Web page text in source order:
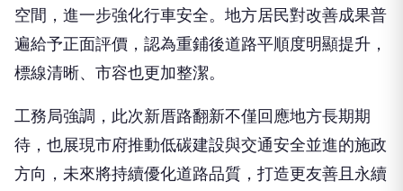
空間，進一步強化行車安全。地方居民對改善成果普
遍給予正面評價，認為重鋪後道路平順度明顯提升，
標線清晰、市容也更加整潔。
工務局強調，此次新厝路翻新不僅回應地方長期期
待，也展現市府推動低碳建設與交通安全並進的施政
方向，未來將持續優化道路品質，打造更友善且永續